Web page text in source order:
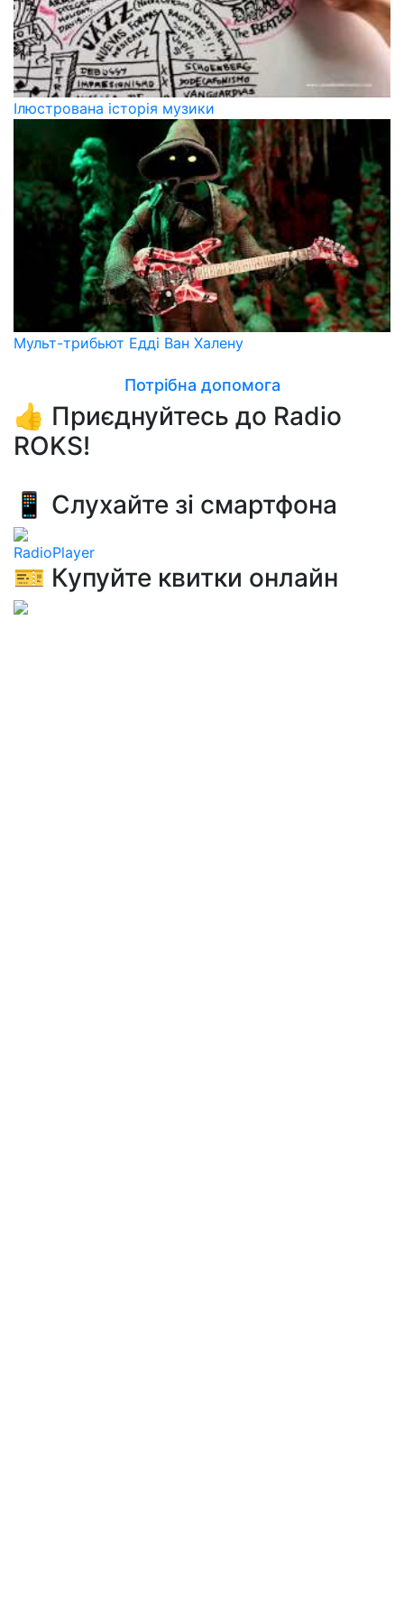
Ілюстрована історія музики
Мульт-трибьют Едді Ван Халену
Потрібна допомога
👍 Приєднуйтесь до Radio
ROKS!
📱 Слухайте зі смартфона
RadioPlayer
🎫 Купуйте квитки онлайн